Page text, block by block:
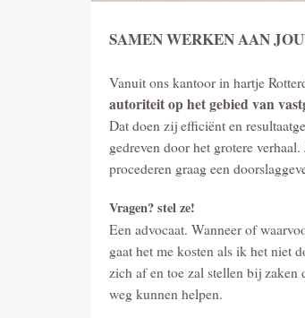
SAMEN WERKEN AAN
Vanuit ons kantoor in hartje
autoriteit op het gebied van
Dat doen zij efficiënt en
gedreven door het grotere
procederen graag een
Vragen? stel ze!
Een advocaat. Wanneer of
gaat het me kosten als ik het niet
zich af en toe zal stellen bij
weg kunnen helpen.